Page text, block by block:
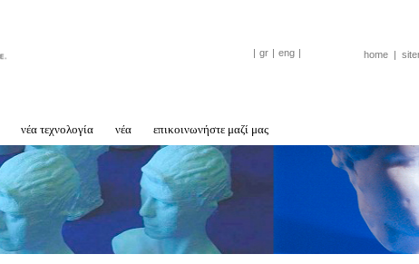
| gr | eng | home |
νέα τεχνολογία νέα επικοινωνήστε μαζί μας